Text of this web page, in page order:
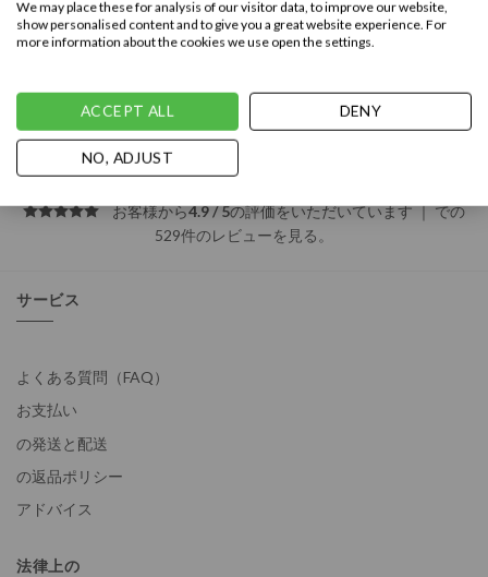
お客様から4.9 / 5の評価をいただいています ｜での
529件のレビューを見る 。
サービス
よくある質問（FAQ）
お支払い
の発送と配送
の返品ポリシー
アドバイス
法律上の
We may place these for analysis of our visitor data, to improve our website,
show personalised content and to give you a great website experience. For
more information about the cookies we use open the settings.
ACCEPT ALL DENY
NO, ADJUST